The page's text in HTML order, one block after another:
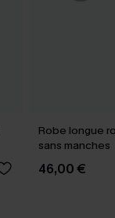
Robe longue
sans manches
46,00 €